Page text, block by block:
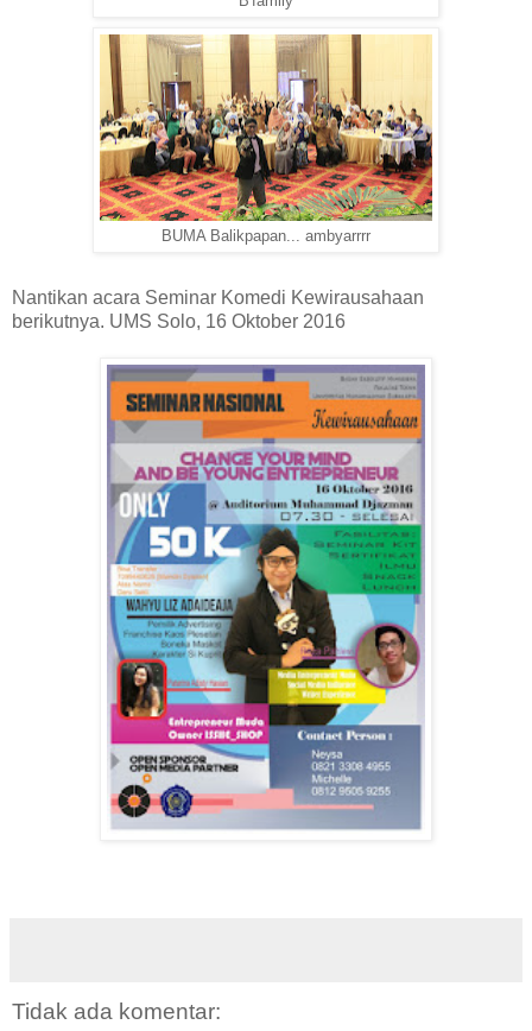
BUMA Balikpapan... ambyarrrr
Nantikan acara Seminar Komedi Kewirausahaan
berikutnya. UMS Solo, 16 Oktober 2016
Tidak ada komentar: